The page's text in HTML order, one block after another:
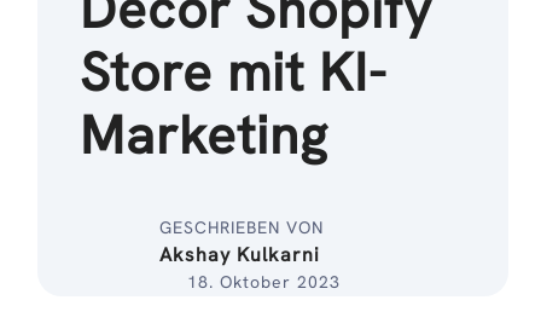
Store mit KI-
Marketing
GESCHRIEBEN VON
Akshay Kulkarni
18. Oktober 2023